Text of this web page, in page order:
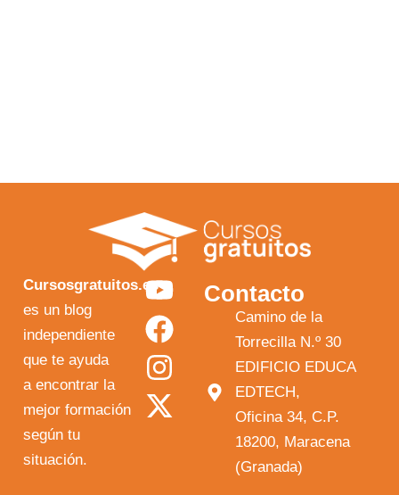
Cursosgratuitos.es
es un blog
independiente
que te ayuda
a encontrar la
mejor formación
según tu
situación.
Y
o
u
t
u
F
a
c
e
b
I
n
s
t
a
X
-
t
w
i
Contacto
Camino de la
Torrecilla N.º 30
EDIFICIO EDUCA
EDTECH,
Oficina 34, C.P.
18200, Maracena
(Granada)